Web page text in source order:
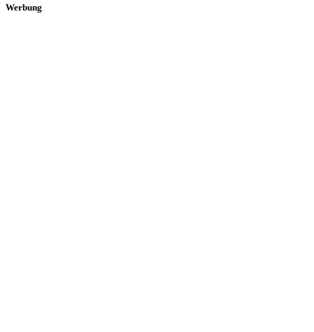
Werbung